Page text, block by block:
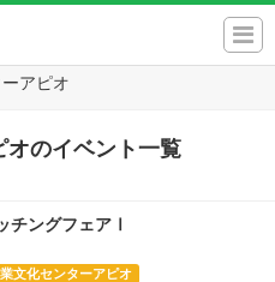
アピオ
オのイベント一覧
チングフェアⅠ
文化センターアピオ